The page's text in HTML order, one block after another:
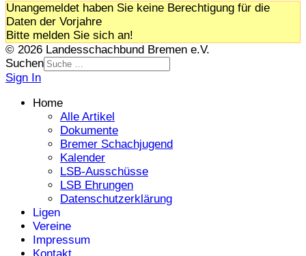
Unangemeldet haben Sie keine Berechtigung für die
Daten der Vorjahre
Bitte melden Sie sich an!
© 2026 Landesschachbund Bremen e.V.
Suchen
Sign In
Home
Alle Artikel
Dokumente
Bremer Schachjugend
Kalender
LSB-Ausschüsse
LSB Ehrungen
Datenschutzerklärung
Ligen
Vereine
Impressum
Kontakt